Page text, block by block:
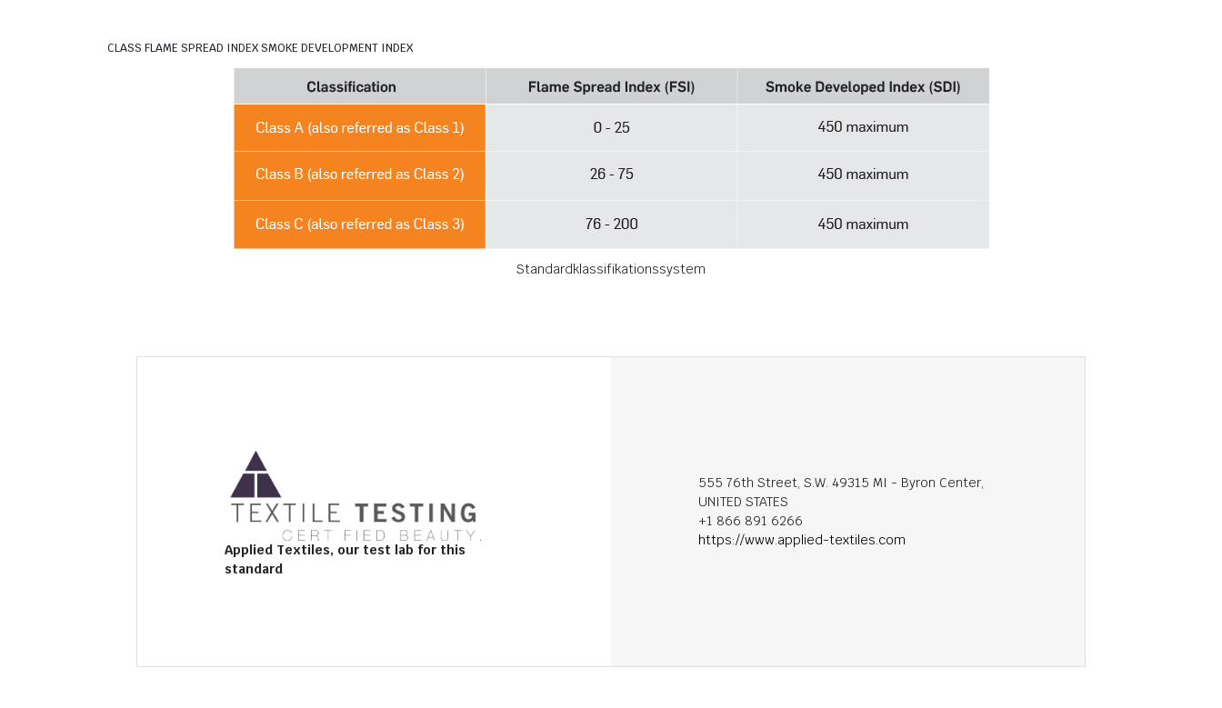
CLASS FLAME SPREAD INDEX SMOKE DEVELOPMENT INDEX
Standardklassifikationssystem
Applied Textiles, our test lab for this
standard
555 76th Street, S.W. 49315 MI - Byron Center,
UNITED STATES
+1 866 891 6266
https://www.applied-textiles.com